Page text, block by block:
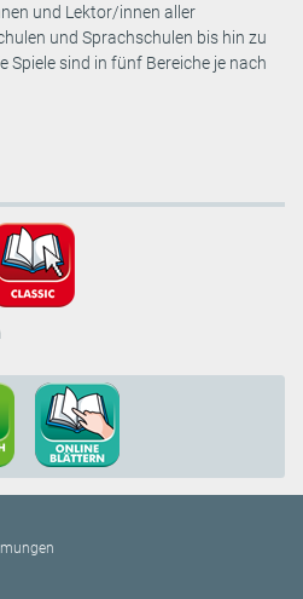
und Lektor/innen aller
und Sprachschulen bis hin zu
Spiele sind in fünf Bereiche je nach